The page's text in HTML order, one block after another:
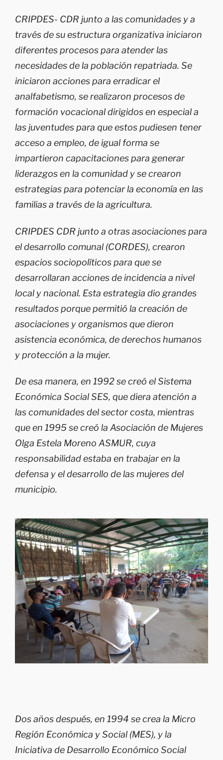
CRIPDES- CDR junto a las comunidades y a
través de su estructura organizativa iniciaron
diferentes procesos para atender las
necesidades de la población repatriada. Se
iniciaron acciones para erradicar el
analfabetismo, se realizaron procesos de
formación vocacional dirigidos en especial a
las juventudes para que estos pudiesen tener
acceso a empleo, de igual forma se
impartieron capacitaciones para generar
liderazgos en la comunidad y se crearon
estrategias para potenciar la economía en las
familias a través de la agricultura.
CRIPDES CDR junto a otras asociaciones para
el desarrollo comunal (CORDES), crearon
espacios sociopolíticos para que se
desarrollaran acciones de incidencia a nivel
local y nacional. Esta estrategia dio grandes
resultados porque permitió la creación de
asociaciones y organismos que dieron
asistencia económica, de derechos humanos
y protección a la mujer.
De esa manera, en 1992 se creó el Sistema
Económica Social SES, que diera atención a
las comunidades del sector costa, mientras
que en 1995 se creó la Asociación de Mujeres
Olga Estela Moreno ASMUR, cuya
responsabilidad estaba en trabajar en la
defensa y el desarrollo de las mujeres del
municipio.
Dos años después, en 1994 se crea la Micro
Región Económica y Social (MES), y la
Iniciativa de Desarrollo Económico Social